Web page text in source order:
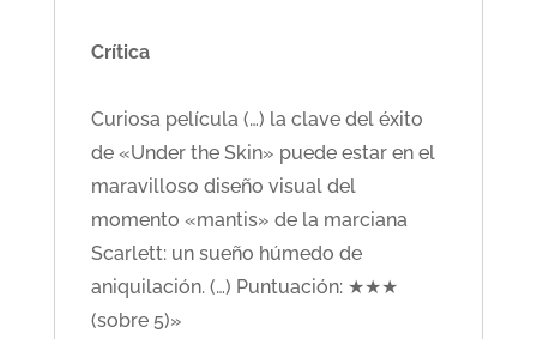
Crítica
Curiosa película (…) la clave del éxito
de «Under the Skin» puede estar en el
maravilloso diseño visual del
momento «mantis» de la marciana
Scarlett: un sueño húmedo de
aniquilación. (…) Puntuación: ★★★
(sobre 5)»